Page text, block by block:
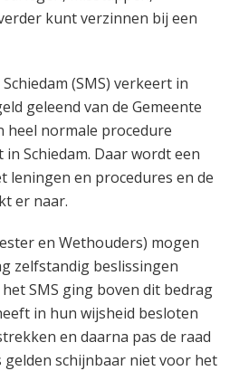
kunt verzinnen bij een
(SMS) verkeert in
geleend van de Gemeente
heel normale procedure
Schiedam. Daar wordt een
leningen en procedures en de
er naar.
en Wethouders) mogen
zelfstandig beslissingen
SMS ging boven dit bedrag
in hun wijsheid besloten
en daarna pas de raad
gelden schijnbaar niet voor het